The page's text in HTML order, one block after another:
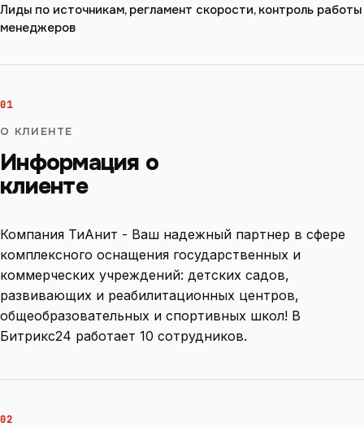
Лиды по источникам, регламент скорости, контроль работы
менеджеров
01
О КЛИЕНТЕ
Информация о
клиенте
Компания ТиАнит - Ваш надежный партнер в сфере
комплексного оснащения государственных и
коммерческих учреждений: детских садов,
развивающих и реабилитационных центров,
общеобразовательных и спортивных школ! В
Битрикс24 работает 10 сотрудников.
02